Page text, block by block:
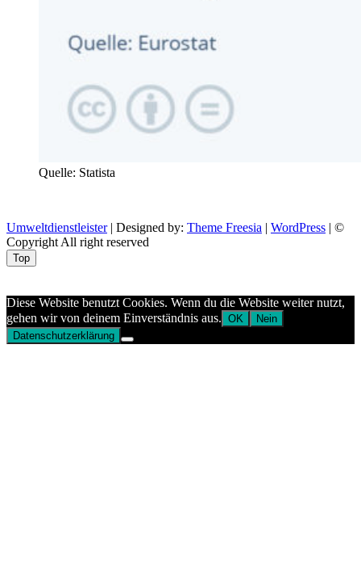
Quelle: Statista
Umweltdienstleister| Designed by: Theme Freesia | WordPress | ©
Copyright All right reserved
Top
Diese Website benutzt Cookies. Wenn du die Website weiter nutzt,
gehen wir von deinem Einverständnis aus. OK
Nein
Datenschutzerklärung